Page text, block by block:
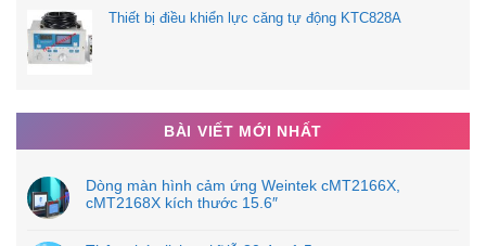
Thiết bị điều khiển lực căng tự động KTC828A
BÀI VIẾT MỚI NHẤT
Dòng màn hình cảm ứng Weintek cMT2166X,
cMT2168X kích thước 15.6″